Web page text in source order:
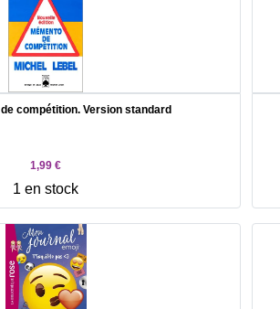
compétition. Version standard
1,99 €
1 en stock